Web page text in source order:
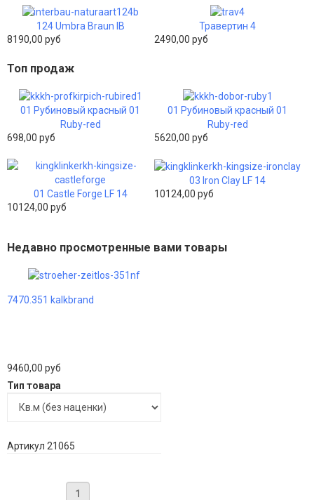
124 Umbra Braun IB
8190,00 руб
Травертин 4
2490,00 руб
Топ продаж
01 Рубиновый красный 01
Ruby-red
698,00 руб
01 Рубиновый красный 01
Ruby-red
5620,00 руб
01 Castle Forge LF 14
10124,00 руб
03 Iron Clay LF 14
10124,00 руб
Недавно просмотренные вами товары
7470.351 kalkbrand
9460,00 руб
Тип товара
Артикул 21065